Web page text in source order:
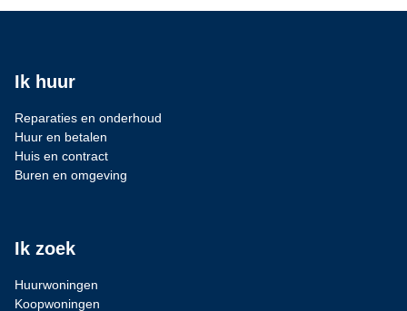
Ik huur
Reparaties en onderhoud
Huur en betalen
Huis en contract
Buren en omgeving
Ik zoek
Huurwoningen
Koopwoningen